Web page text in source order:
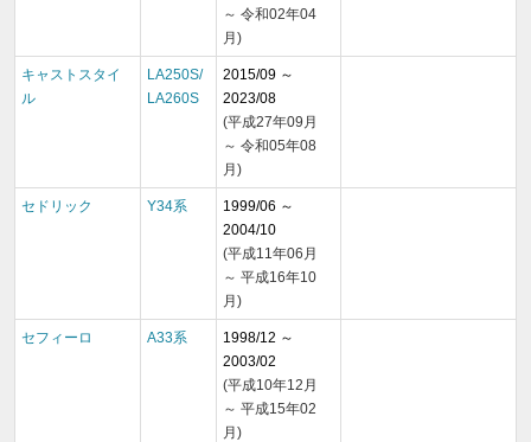
～ 令和02年04
月)
キャストスタイ
ル
LA250S/
LA260S
2015/09 ～
2023/08
(平成27年09月
～ 令和05年08
月)
セドリック Y34系
1999/06 ～
2004/10
(平成11年06月
～ 平成16年10
月)
セフィーロ A33系
1998/12 ～
2003/02
(平成10年12月
～ 平成15年02
月)